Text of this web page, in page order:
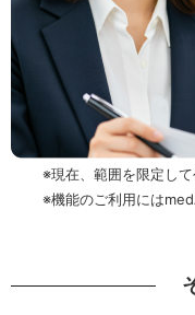
※現在、範囲を限定して
※機能のご利用にはmed